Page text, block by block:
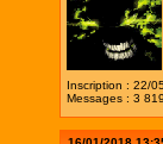
Inscription : 22/
Messages : 3 819